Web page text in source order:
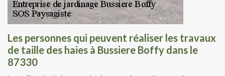
Les personnes qui peuvent réaliser les travaux
de taille des haies à Bussiere Boffy dans le
87330